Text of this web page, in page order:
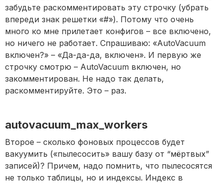
забудьте раскомментировать эту строчку (убрать
впереди знак решетки «#»). Потому что очень
много ко мне прилетает конфигов – все включено,
но ничего не работает. Спрашиваю: «AutoVacuum
включен?» – «Да-да-да, включен». И первую же
строчку смотрю – AutoVacuum включен, но
закомментирован. Не надо так делать,
раскомментируйте. Это – раз.
autovacuum_max_workers
Второе – сколько фоновых процессов будет
вакуумить («пылесосить» вашу базу от “мёртвых”
записей)? Причем, надо помнить, что пылесосятся
не только таблицы, но и индексы. Индекс в